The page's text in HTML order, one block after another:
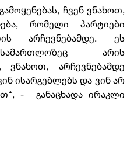
ჩვენ ვნახოთ,
რომელი პარტიები
არჩევნებამდე. ეს
არის
ვნახოთ, არჩევნებამდე
ისარგებლებს და ვინ არ
- განაცხადა ირაკლი